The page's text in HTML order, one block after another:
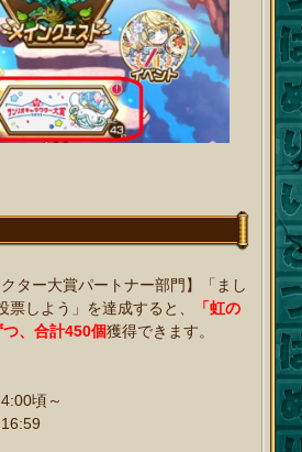
クター大賞パートナー部門】「まし
票しよう」を達成すると、
「虹の
、合計450個獲得できます。
頃～